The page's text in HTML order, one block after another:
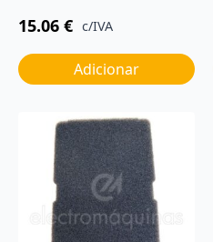
15.06 € c/IVA
Adicionar